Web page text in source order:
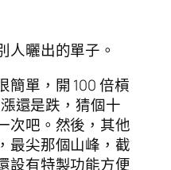
人曬出的單子。
簡單，開 100 倍槓
還是跌，猜個十
次吧。然後，其他
最尖那個山峰，截
設有特製功能方便